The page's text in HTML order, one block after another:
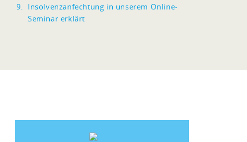
Insolvenzanfechtung in unserem Online-
Seminar erklärt